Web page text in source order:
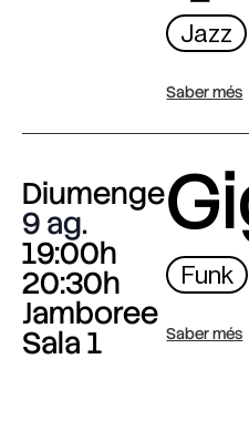
Jazz
Saber més
Diumenge
9 ag.
19:00h
20:30h
Jamboree
Sala 1
Funk
Saber més